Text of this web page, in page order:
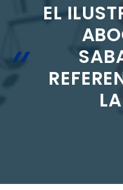
EL